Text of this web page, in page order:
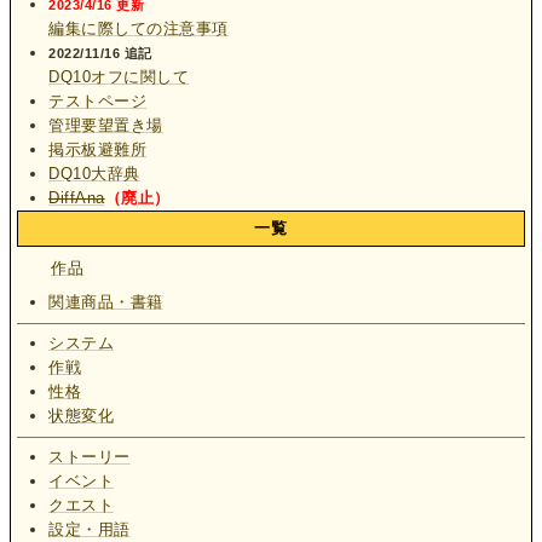
2023/4/16 更新
編集に際しての注意事項
2022/11/16 追記
DQ10オフに関して
テストページ
管理要望置き場
掲示板避難所
DQ10大辞典
DiffAna（廃止）
一覧
作品
関連商品・書籍
システム
作戦
性格
状態変化
ストーリー
イベント
クエスト
設定・用語